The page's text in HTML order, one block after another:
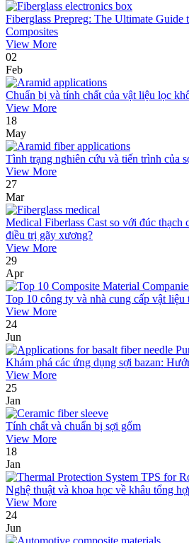
Fiberglass Prepreg: The Ultimate Guide
Composites
View More
02
Feb
Chuẩn bị và tính chất của vật liệu lọc
View More
18
May
Tình trạng nghiên cứu và tiến trình của
View More
27
Mar
Medical Fiberlass Cast so với đúc
điều trị gãy xương?
View More
29
Apr
Top 10 công ty và nhà cung cấp vật liệu
View More
24
Jun
Khám phá các ứng dụng sợi bazan:
View More
25
Jan
Tính chất và chuẩn bị sợi gốm
View More
18
Jan
Nghệ thuật và khoa học về khâu tổng
View More
24
Jun